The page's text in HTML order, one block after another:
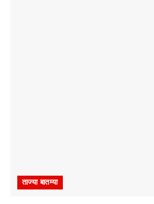
ताज्या बातम्या